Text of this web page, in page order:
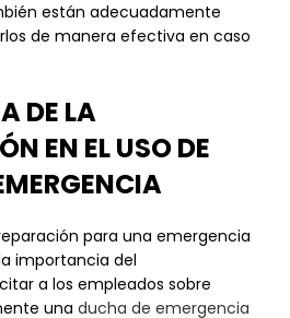
están adecuadamente
de manera efectiva en caso
DE LA
EN EL USO DE
para una emergencia
importancia del
a los empleados sobre
una ducha de emergencia